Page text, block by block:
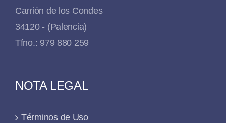
Carrión de los Condes
34120 - (Palencia)
Tfno.: 979 880 259
NOTA LEGAL
Términos de Uso